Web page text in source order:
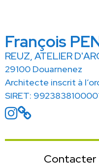
François
REUZ, ATELIER
29100 Douarnenez
Architecte inscrit à
SIRET:
Contacter